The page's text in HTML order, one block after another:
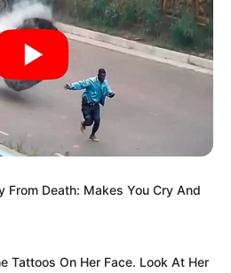
LOCALIDAD DE USAQUÉN
DESAPARECIDOS
LOCALIDAD DE ENGATIVÁ
From Death: Makes You Cry And
Tattoos On Her Face. Look At Her